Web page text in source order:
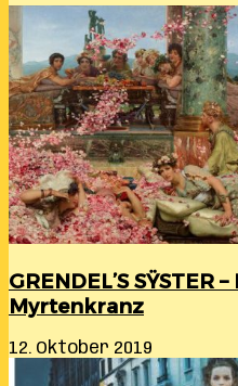
Room
GRENDEL’S SŸSTER
Myrtenkranz
12. Oktober 2019